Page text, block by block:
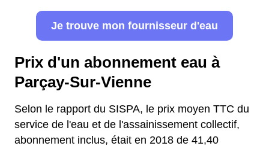
Je trouve mon fournisseur d'eau
Prix d'un abonnement eau à
Parçay-Sur-Vienne
Selon le rapport du SISPA, le prix moyen TTC du
service de l'eau et de l'assainissement collectif,
abonnement inclus, était en 2018 de 41,40